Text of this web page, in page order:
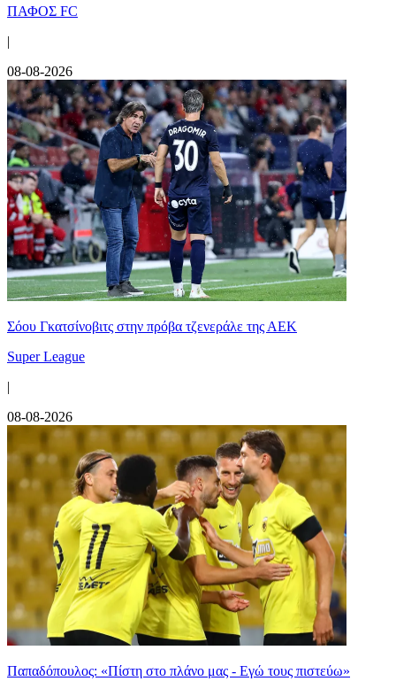
ΠΑΦΟΣ FC
|
08-08-2026
Σόου Γκατσίνοβιτς στην πρόβα τζενεράλε της ΑΕΚ
Super League
|
08-08-2026
Παπαδόπουλος: «Πίστη στο πλάνο μας - Εγώ τους πιστεύω»